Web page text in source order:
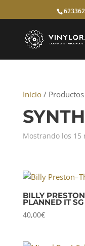
Inicio/ Productos
Mostrando los 15
BILLY
PLANNED IT SG
40,00€